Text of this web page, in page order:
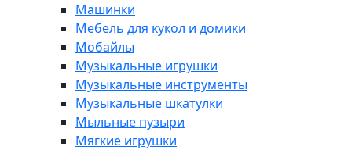
Машинки
Мебель для кукол и домики
Мобайлы
Музыкальные игрушки
Музыкальные инструменты
Музыкальные шкатулки
Мыльные пузыри
Мягкие игрушки